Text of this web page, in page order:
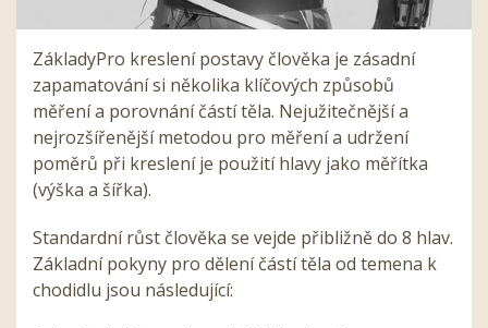
ZákladyPro kreslení postavy člověka je zásadní
zapamatování si několika klíčových způsobů
měření a porovnání částí těla. Nejužitečnější a
nejrozšířenější metodou pro měření a udržení
poměrů při kreslení je použití hlavy jako měřítka
(výška a šířka).
Standardní růst člověka se vejde přibližně do 8 hlav.
Základní pokyny pro dělení částí těla od temena k
chodidlu jsou následující: